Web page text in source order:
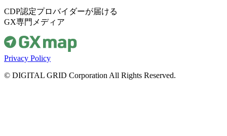
CDP認定プロバイダーが届ける
GX専門メディア
Privacy Policy
© DIGITAL GRID Corporation All Rights Reserved.